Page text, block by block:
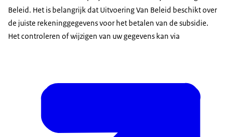
Beleid. Het is belangrijk dat Uitvoering Van Beleid beschikt over
de juiste rekeninggegevens voor het betalen van de subsidie.
Het controleren of wijzigen van uw gegevens kan via